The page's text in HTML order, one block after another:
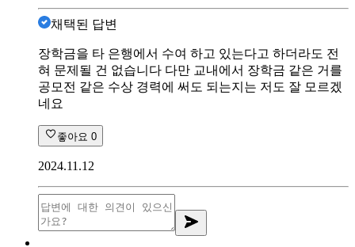
채택된 답변
장학금을 타 은행에서 수여 하고 있는다고 하더라도 전
혀 문제될 건 없습니다 다만 교내에서 장학금 같은 거를
공모전 같은 수상 경력에 써도 되는지는 저도 잘 모르겠
네요
좋아요 0
2024.11.12